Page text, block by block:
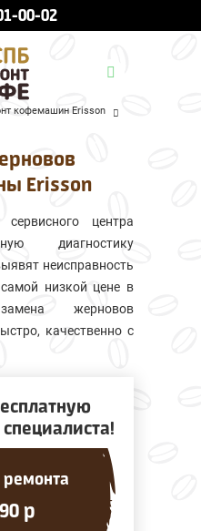
00-02
кофемашин Erisson
Erisson
центра
диагностику
неисправность
низкой цене в
замена жерновов
качественно с
ремонта
р